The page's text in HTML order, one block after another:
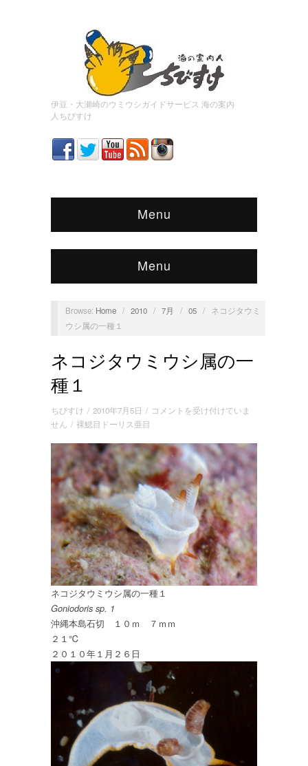
伊豆・大瀬崎のウミウシガイドサービス 海の案内
人ちびすけ
Menu
Menu
Browse: Home / 2010 / 7月 / 05 /
ネコジタウミ
ウシ属の一種１
ネコジタウミウシ属の一
種１
ちびすけ / 2010年7月5日 / ネ
タ
ウ
ミ
ウ
シ
属
の
一
種
１
は
コメントを受け付けていま
せん / 裸鰓目ドーリス亜目
ネコジタウミウシ属の一種１
Goniodoris sp. 1
沖縄本島石切 １０ｍ ７ｍｍ
２１℃
２０１０年１月２６日